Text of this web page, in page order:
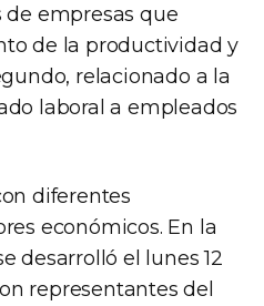
empresas que
de la productividad y
relacionado a la
laboral a empleados
diferentes
económicos. En la
desarrolló el lunes 12
representantes del